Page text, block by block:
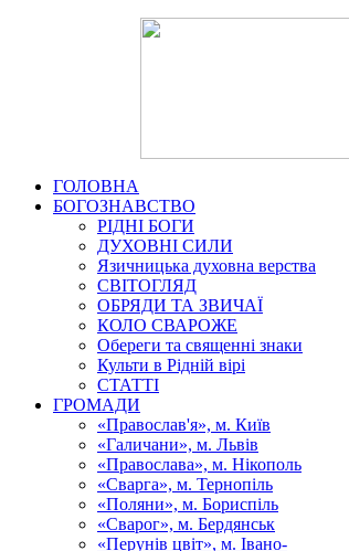
ГОЛОВНА
БОГОЗНАВСТВО
РІДНІ БОГИ
ДУХОВНІ СИЛИ
Язичницька духовна верства
СВІТОГЛЯД
ОБРЯДИ ТА ЗВИЧАЇ
КОЛО СВАРОЖЕ
Обереги та священні знаки
Культи в Рідній вірі
СТАТТІ
ГРОМАДИ
«Православ'я», м. Київ
«Галичани», м. Львів
«Православа», м. Нікополь
«Сварга», м. Тернопіль
«Поляни», м. Бориспіль
«Сварог», м. Бердянськ
«Перунів цвіт», м. Івано-